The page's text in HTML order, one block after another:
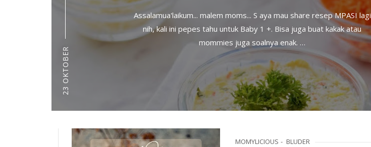
23 OKTOBER
Assalamua'laikum... malem moms... S aya mau share resep MPASI lagi
nih, kali ini pepes tahu untuk Baby 1 +. Bisa juga buat kakak atau
mommies juga soalnya enak. …
MOMYLICIOUS BLUDER